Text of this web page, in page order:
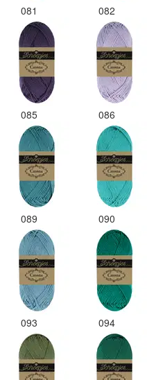
081 082
085 086
089 090
093 094